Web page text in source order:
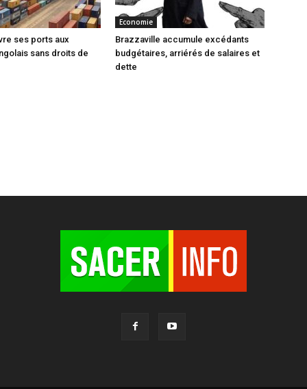
ses ports aux
sans droits de
Economie
Brazzaville accumule excédants
budgétaires, arriérés de salaires et
dette